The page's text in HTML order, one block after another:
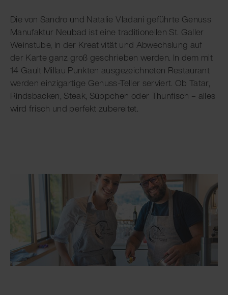
Die von Sandro und Natalie Vladani geführte Genuss
Manufaktur Neubad ist eine traditionellen St. Galler
Weinstube, in der Kreativität und Abwechslung auf
der Karte ganz groß geschrieben werden. In dem mit
14 Gault Millau Punkten ausgezeichneten Restaurant
werden einzigartige Genuss-Teller serviert. Ob Tatar,
Rindsbacken, Steak, Süppchen oder Thunfisch – alles
wird frisch und perfekt zubereitet.